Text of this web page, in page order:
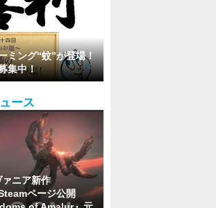
ミング“蚊”が登場！
集中！
ース
ニア新作
ページ公開